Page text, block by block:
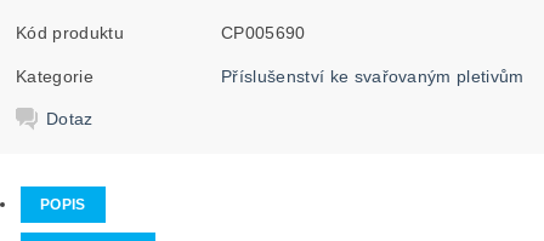
Kód produktu CP005690
Kategorie Příslušenství ke svařovaným pletivům
Dotaz
POPIS